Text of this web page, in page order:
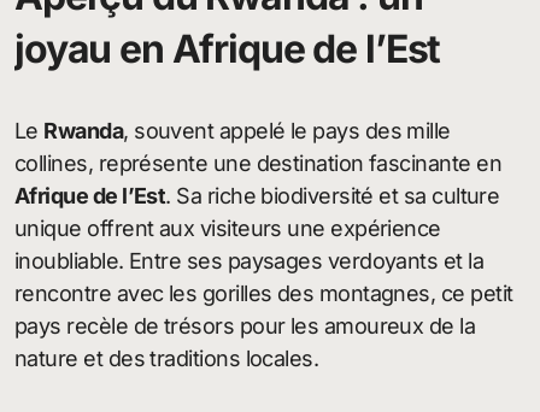
joyau en Afrique de l’Est
Le Rwanda, souvent appelé le pays des mille
collines, représente une destination fascinante en
Afrique de l’Est. Sa riche biodiversité et sa culture
unique offrent aux visiteurs une expérience
inoubliable. Entre ses paysages verdoyants et la
rencontre avec les gorilles des montagnes, ce petit
pays recèle de trésors pour les amoureux de la
nature et des traditions locales.